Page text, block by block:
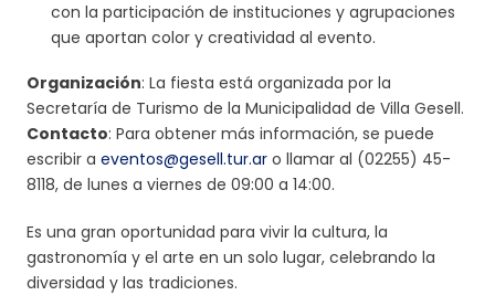
con la participación de instituciones y agrupaciones
que aportan color y creatividad al evento.
Organización: La fiesta está organizada por la
Secretaría de Turismo de la Municipalidad de Villa Gesell.
Contacto: Para obtener más información, se puede
escribir a eventos@gesell.tur.ar o llamar al (02255) 45-
8118, de lunes a viernes de 09:00 a 14:00.
Es una gran oportunidad para vivir la cultura, la
gastronomía y el arte en un solo lugar, celebrando la
diversidad y las tradiciones.